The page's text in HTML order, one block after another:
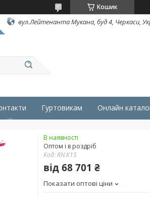
Кошик
вул.Лейтенанта Мукана, буд 4, Черкаси,
Гуртовикам Онлайн
В наявності
Оптом і в роздріб
Код:RN.K15
від68 701 ₴
Показати оптові ціни